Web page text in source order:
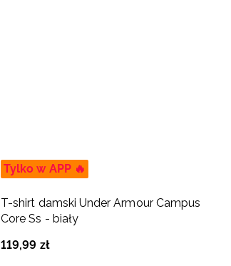
Tylko w APP 🔥
T-shirt damski Under Armour Campus
Core Ss - biały
119,99 zł